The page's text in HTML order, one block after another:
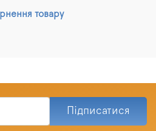
товару
Підписатися